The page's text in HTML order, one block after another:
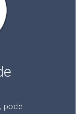
pode